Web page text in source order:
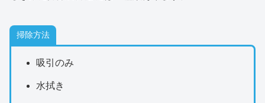
掃除方法
吸引のみ
水拭き